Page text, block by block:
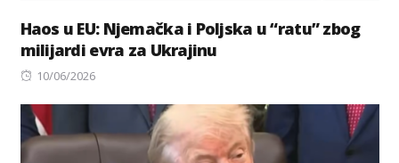
Haos u EU: Njemačka i Poljska u “ratu” zbog
milijardi evra za Ukrajinu
Posted
10/06/2026